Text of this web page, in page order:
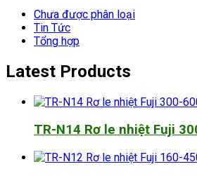
Chưa được phân loại
Tin Tức
Tổng hợp
Latest Products
TR-N14 Rơ le nhiệt Fuji